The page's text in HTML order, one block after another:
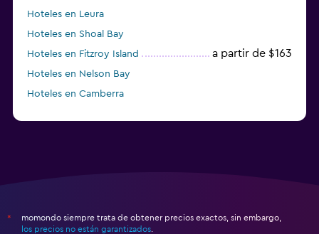
Hoteles en Leura
Hoteles en Shoal Bay
Hoteles en Fitzroy Island
a partir de $163
Hoteles en Nelson Bay
Hoteles en Camberra
*
momondo siempre trata de obtener precios exactos, sin embargo,
los precios no están garantizados